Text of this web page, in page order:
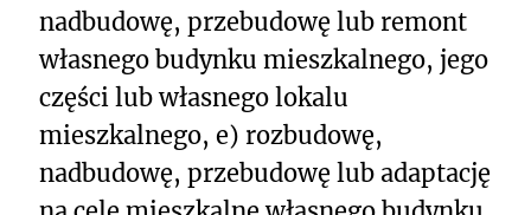
nadbudowę, przebudowę lub remont
własnego budynku mieszkalnego, jego
części lub własnego lokalu
mieszkalnego, e) rozbudowę,
nadbudowę, przebudowę lub adaptację